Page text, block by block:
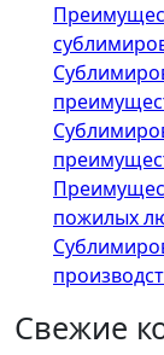
пожилых
Свежие